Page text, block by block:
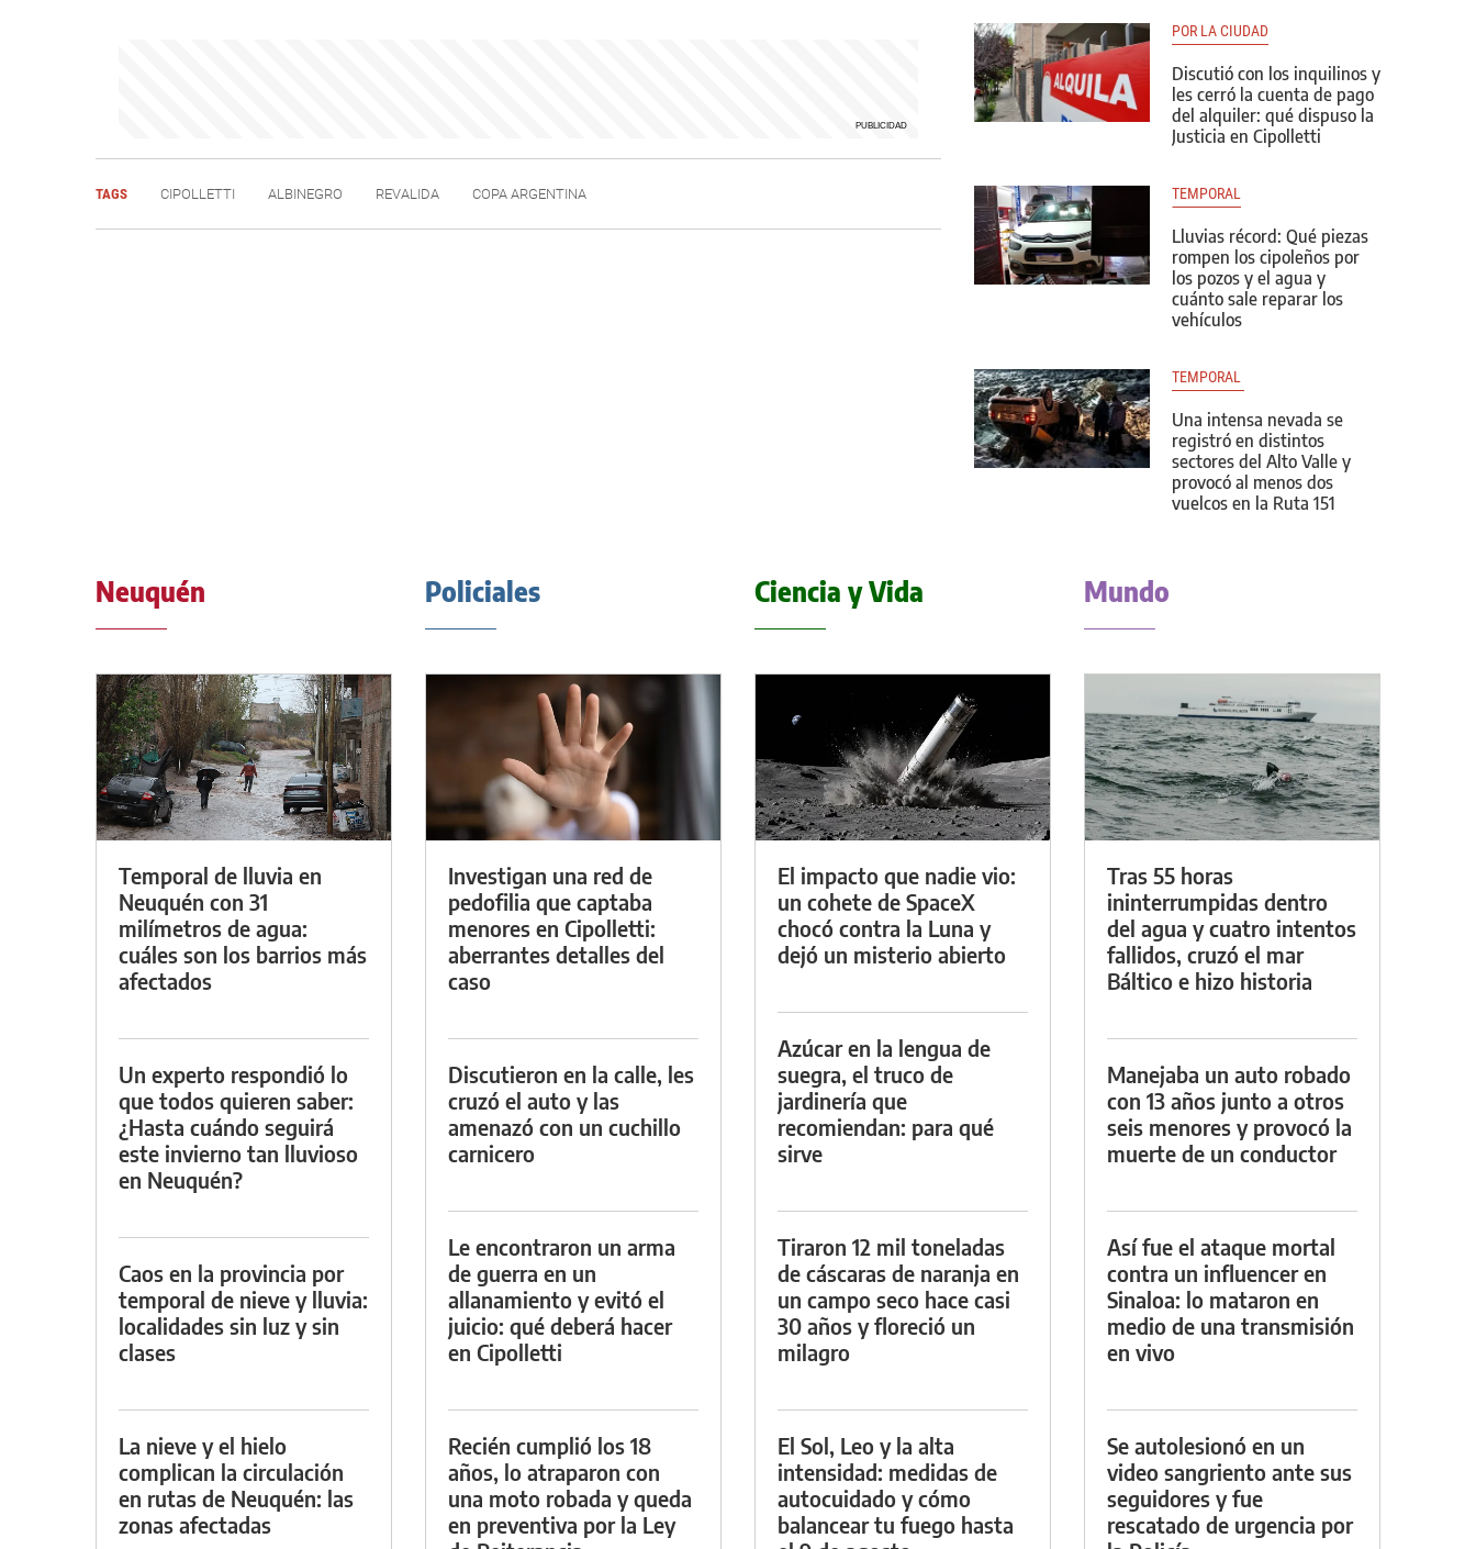
TAGS CIPOLLETTI ALBINEGRO REVALIDA COPA ARGENTINA
POR LA CIUDAD
Discutió con los inquilinos y
les cerró la cuenta de pago
del alquiler: qué dispuso la
Justicia en Cipolletti
TEMPORAL
Lluvias récord: Qué piezas
rompen los cipoleños por
los pozos y el agua y
cuánto sale reparar los
vehículos
TEMPORAL
Una intensa nevada se
registró en distintos
sectores del Alto Valle y
provocó al menos dos
vuelcos en la Ruta 151
Neuquén
Temporal de lluvia en
Neuquén con 31
milímetros de agua:
cuáles son los barrios más
afectados
Un experto respondió lo
que todos quieren saber:
¿Hasta cuándo seguirá
este invierno tan lluvioso
en Neuquén?
Caos en la provincia por
temporal de nieve y lluvia:
localidades sin luz y sin
clases
La nieve y el hielo
complican la circulación
en rutas de Neuquén: las
zonas afectadas
Policiales
Investigan una red de
pedofilia que captaba
menores en Cipolletti:
aberrantes detalles del
caso
Discutieron en la calle, les
cruzó el auto y las
amenazó con un cuchillo
carnicero
Le encontraron un arma
de guerra en un
allanamiento y evitó el
juicio: qué deberá hacer
en Cipolletti
Recién cumplió los 18
años, lo atraparon con
una moto robada y queda
en preventiva por la Ley
Ciencia y Vida
El impacto que nadie vio:
un cohete de SpaceX
chocó contra la Luna y
dejó un misterio abierto
Azúcar en la lengua de
suegra, el truco de
jardinería que
recomiendan: para qué
sirve
Tiraron 12 mil toneladas
de cáscaras de naranja en
un campo seco hace casi
30 años y floreció un
milagro
El Sol, Leo y la alta
intensidad: medidas de
autocuidado y cómo
balancear tu fuego hasta
Mundo
Tras 55 horas
ininterrumpidas dentro
del agua y cuatro intentos
fallidos, cruzó el mar
Báltico e hizo historia
Manejaba un auto robado
con 13 años junto a otros
seis menores y provocó la
muerte de un conductor
Así fue el ataque mortal
contra un influencer en
Sinaloa: lo mataron en
medio de una transmisión
en vivo
Se autolesionó en un
video sangriento ante sus
seguidores y fue
rescatado de urgencia por